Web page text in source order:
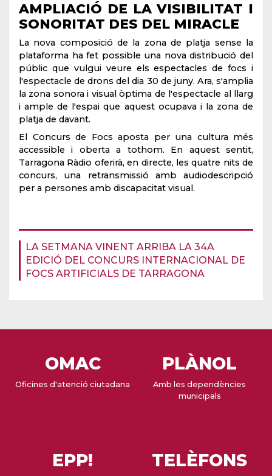
LA SETMANA VINENT ARRIBA LA 34A
EDICIÓ DEL CONCURS INTERNACIONAL DE
FOCS ARTIFICIALS DE TARRAGONA
AMPLIACIÓ DE LA VISIBILITAT I
SONORITAT DES DEL MIRACLE
La nova composició de la zona de platja sense la
plataforma ha fet possible una nova distribució del
públic que vulgui veure els espectacles de focs i
l'espectacle de drons del dia 30 de juny. Ara, s'amplia
la zona sonora i visual òptima de l'espectacle al llarg
i ample de l'espai que aquest ocupava i la zona de
platja de davant.
El Concurs de Focs aposta per una cultura més
accessible i oberta a tothom. En aquest sentit,
Tarragona Ràdio oferirà, en directe, les quatre nits de
concurs, una retransmissió amb audiodescripció
per a persones amb discapacitat visual.
OMAC
Oficines d'atenció ciutadana
PLÀNOL
Amb les dependències
municipals
EPP! TELÈFONS